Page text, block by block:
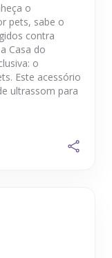
o
pets, sabe o
contra
Casa do
o
Este acessório
ultrassom para